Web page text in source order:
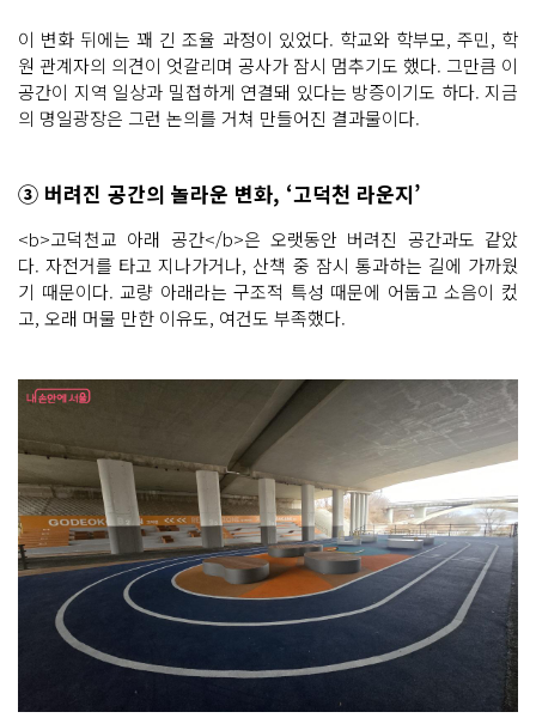
이 변화 뒤에는 꽤 긴 조율 과정이 있었다. 학교와 학부모, 주민, 학
원 관계자의 의견이 엇갈리며 공사가 잠시 멈추기도 했다. 그만큼 이
공간이 지역 일상과 밀접하게 연결돼 있다는 방증이기도 하다. 지금
의 명일광장은 그런 논의를 거쳐 만들어진 결과물이다.
③ 버려진 공간의 놀라운 변화, ‘고덕천 라운지’
<b>고덕천교 아래 공간</b>은 오랫동안 버려진 공간과도 같았
다. 자전거를 타고 지나가거나, 산책 중 잠시 통과하는 길에 가까웠
기 때문이다. 교량 아래라는 구조적 특성 때문에 어둡고 소음이 컸
고, 오래 머물 만한 이유도, 여건도 부족했다.